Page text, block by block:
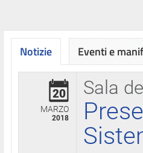
Notizie
Sala
20
MARZO
2018
Eventi e